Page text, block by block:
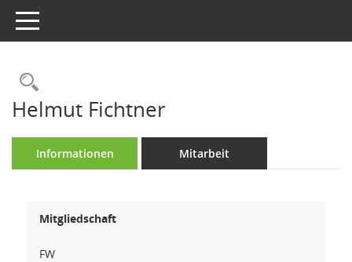
Toggle navigation
Rechercheauswahl
Helmut Fichtner
Informationen Mitarbeit
Mitgliedschaft
FW